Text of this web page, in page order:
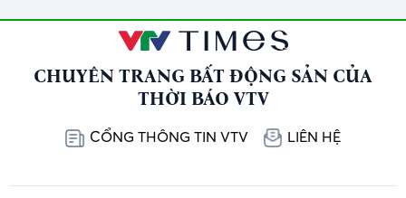
CHUYÊN TRANG BẤT ĐỘNG SẢN CỦA
THỜI BÁO VTV
CỔNG THÔNG TIN VTV LIÊN HỆ